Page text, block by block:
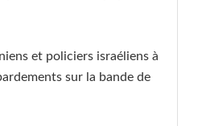
et policiers israéliens à
sur la bande de